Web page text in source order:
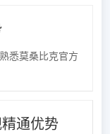
悉莫桑比克官方
通优势